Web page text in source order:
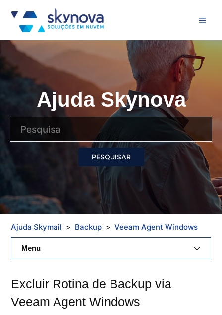
Ajuda Skynova
Ajuda Skymail Backup Veeam Agent Windows
Menu
Excluir Rotina de Backup via
Veeam Agent Windows